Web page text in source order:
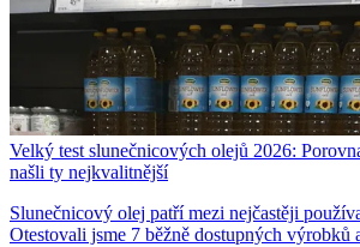
Velký test slunečnicových olejů 2026:
našli ty nejkvalitnější
Slunečnicový olej patří mezi nejčastěji
Otestovali jsme 7 běžně dostupných výrobků